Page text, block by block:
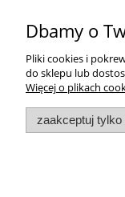
WSZELKIE
Dbamy o
Pliki cookies i
do sklepu lub
Więcej o plikach
zaakceptuj tylko